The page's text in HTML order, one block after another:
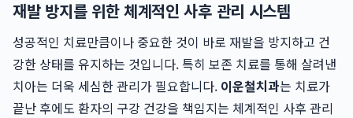
재발 방지를 위한 체계적인 사후 관리 시스템
성공적인 치료만큼이나 중요한 것이 바로 재발을 방지하고 건
강한 상태를 유지하는 것입니다. 특히 보존 치료를 통해 살려낸
치아는 더욱 세심한 관리가 필요합니다. 이운철치과는 치료가
끝난 후에도 환자의 구강 건강을 책임지는 체계적인 사후 관리